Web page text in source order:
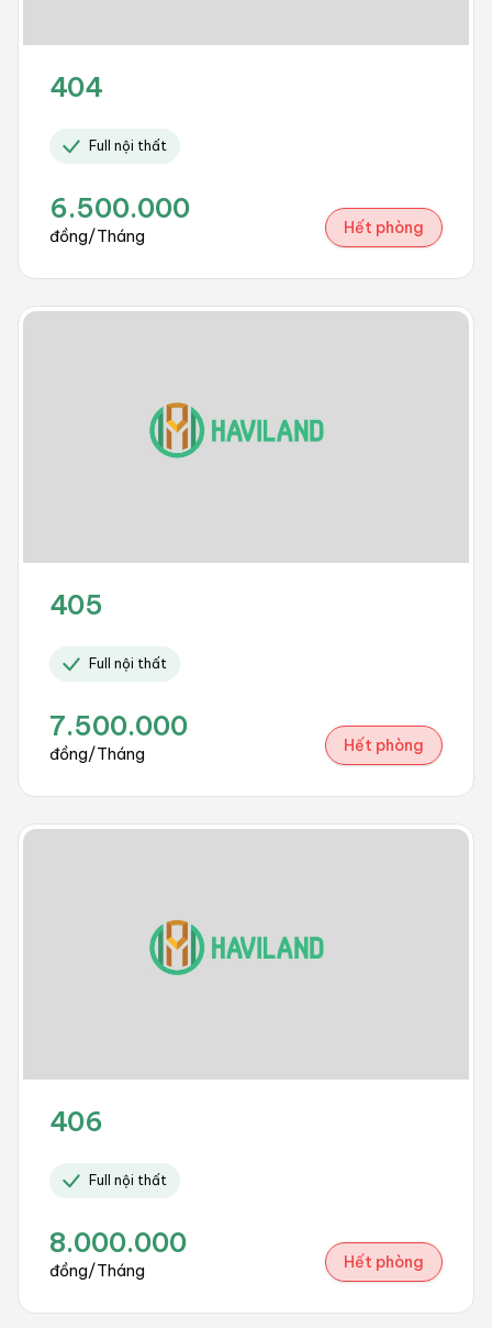
404
Full nội thất
6.500.000
đồng/Tháng Hết phòng
405
Full nội thất
7.500.000
đồng/Tháng Hết phòng
406
Full nội thất
8.000.000
đồng/Tháng Hết phòng